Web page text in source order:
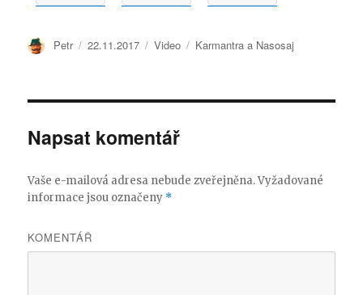
Autor:
Petr Publikováno:
22.11.2017 Formát:
Video Rubriky:
Karmantra a Nasosaj
Napsat komentář
Vaše e-mailová adresa nebude zveřejněna.Vyžadované
informace jsou označeny *
KOMENTÁŘ